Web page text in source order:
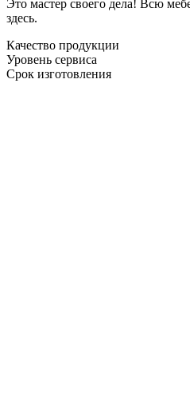
Это мастер своего дела! Всю
здесь.
Качество продукции
Уровень сервиса
Срок изготовления